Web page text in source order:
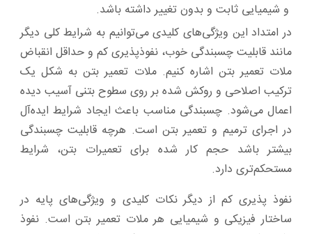
و شیمیایی ثابت و بدون تغییر داشته باشد.
در امتداد این ویژگی‌های کلیدی می‌توانیم به شرایط کلی دیگر
مانند قابلیت چسبندگی خوب، نفوذپذیری کم و حداقل انقباض
ملات تعمیر بتن اشاره کنیم. ملات تعمیر بتن به شکل یک
ترکیب اصلاحی و روکش شده بر روی سطوح بتنی آسیب ‌دیده
اعمال می‌شود. چسبندگی مناسب باعث ایجاد شرایط ایده‌آل
در اجرای ترمیم و تعمیر بتن است. هرچه قابلیت چسبندگی
بیشتر باشد حجم کار شده برای تعمیرات بتن، شرایط
مستحکم‌تری دارد.
نفوذ پذیری کم از دیگر نکات کلیدی و ویژگی‌های پایه در
ساختار فیزیکی و شیمیایی هر ملات تعمیر بتن است. نفوذ